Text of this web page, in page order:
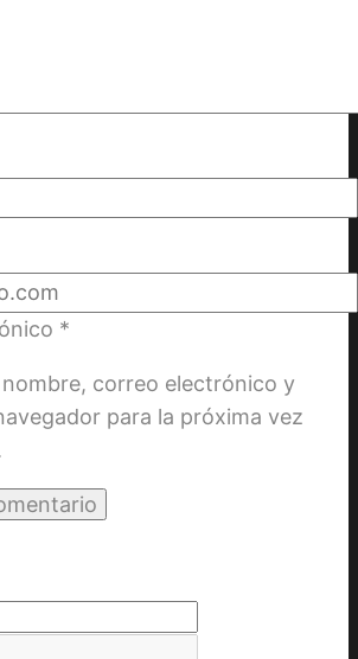
*
nombre, correo electrónico y
para la próxima vez